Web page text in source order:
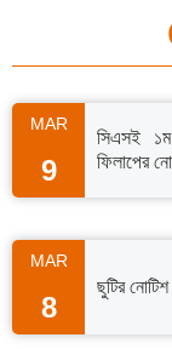
MAR
9
সিএসই
ফিলাপের
MAR
8
ছুটির নোটিশ